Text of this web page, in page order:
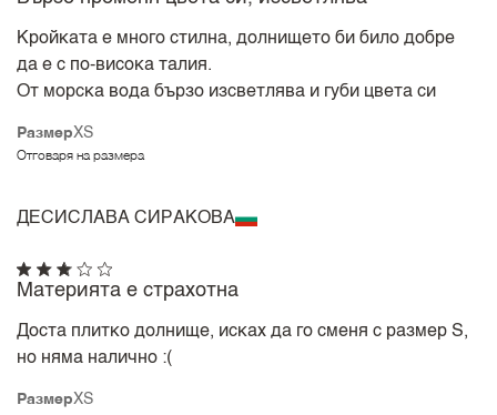
РазмерXS
Отговаря на размера
Кройката е много стилна, долнището би било добре
да е с по-висока талия.
От морска вода бързо изсветлява и губи цвета си
ДЕСИСЛАВА СИРАКОВА
РазмерXS
Материята е страхотна
Доста плитко долнище, исках да го сменя с размер S,
но няма налично :(